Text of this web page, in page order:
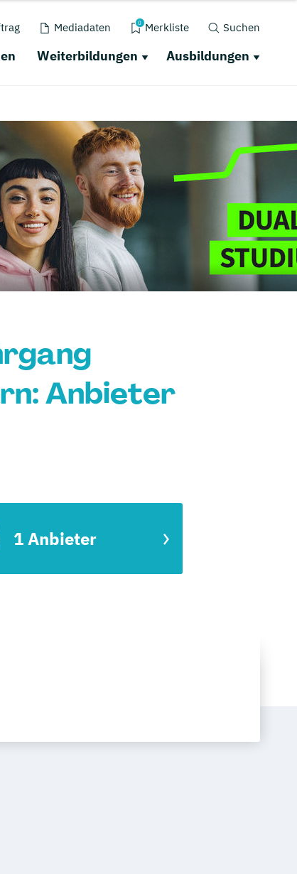
Mediadaten 0 Merkliste Suchen
Weiterbildungen Ausbildungen
Anbieter
1 Anbieter